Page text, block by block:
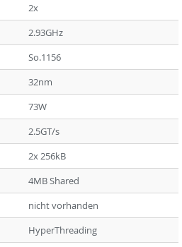
2x
2.93GHz
So.1156
32nm
73W
2.5GT/s
2x 256kB
4MB Shared
nicht vorhanden
HyperThreading